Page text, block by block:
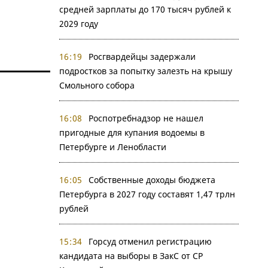
средней зарплаты до 170 тысяч рублей к
2029 году
16:19
Росгвардейцы задержали
подростков за попытку залезть на крышу
Смольного собора
16:08
Роспотребнадзор не нашел
пригодные для купания водоемы в
Петербурге и Ленобласти
16:05
Собственные доходы бюджета
Петербурга в 2027 году составят 1,47 трлн
рублей
15:34
Горсуд отменил регистрацию
кандидата на выборы в ЗакС от СР